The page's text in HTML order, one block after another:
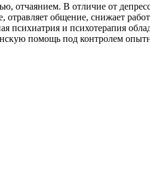
отчаянием. В отличие от
общение, снижает
психиатрия и психотерапия
помощь под контролем